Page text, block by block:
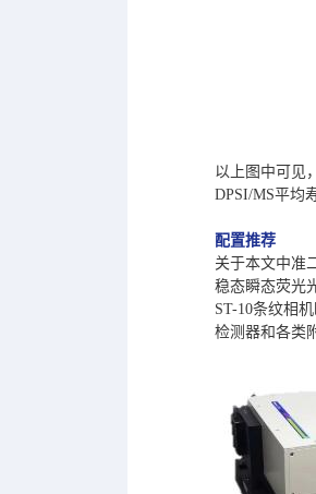
以上图中可见
DPSI/MS平均
配置推荐
关于本文中准
稳态瞬态荧光
ST-10条纹相
检测器和各类